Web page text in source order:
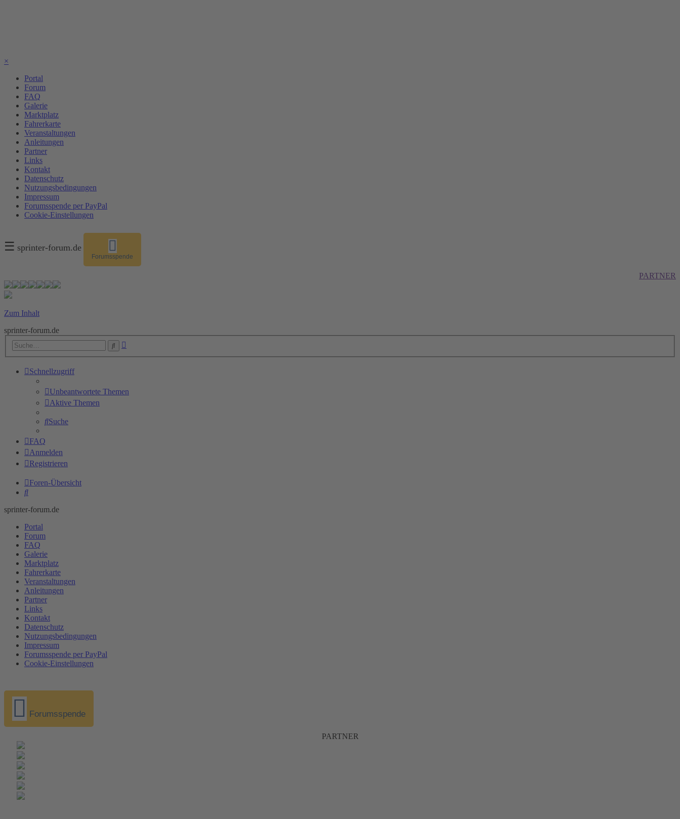
×
Portal
Forum
FAQ
Galerie
Marktplatz
Fahrerkarte
Veranstaltungen
Anleitungen
Partner
Links
Kontakt
Datenschutz
Nutzungsbedingungen
Impressum
Forumsspende per PayPal
Cookie-Einstellungen
☰ sprinter-forum.de
Forumsspende
PARTNER
Zum Inhalt
sprinter-forum.de
Suche
Schnellzugriff
Unbeantwortete Themen
Aktive Themen
Suche
FAQ
Anmelden
Registrieren
Foren-Übersicht
Suche
sprinter-forum.de
Portal
Forum
FAQ
Galerie
Marktplatz
Fahrerkarte
Veranstaltungen
Anleitungen
Partner
Links
Kontakt
Datenschutz
Nutzungsbedingungen
Impressum
Forumsspende per PayPal
Cookie-Einstellungen
Forumsspende
PARTNER